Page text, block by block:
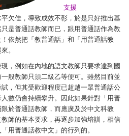
支援
欠佳，導致成效不彰，於是只好推出基
是普通話教師而已，跟用普通話作為教
依然把「教普通話」和「用普通話教
。
，例如在內地的語文教師只要求達到國
般教師只須二級乙等便可。雖然目前並
，但其受歡迎程度已超越一眾普通話公
數仍會持續攀升。因此如果針對「用普
於普通話教師，而應廣及於中文科教
師的基本要求，再逐步加強培訓，相信
用普通話教中文」的行列的。